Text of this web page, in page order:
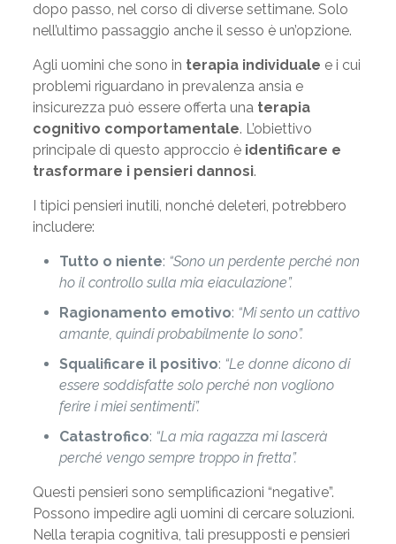
dopo passo, nel corso di diverse settimane. Solo
nell’ultimo passaggio anche il sesso è un’opzione.
Agli uomini che sono in terapia individuale e i cui
problemi riguardano in prevalenza ansia e
insicurezza può essere offerta una terapia
cognitivo comportamentale. L’obiettivo
principale di questo approccio è identificare e
trasformare i pensieri dannosi.
I tipici pensieri inutili, nonché deleteri, potrebbero
includere:
Tutto o niente: “Sono un perdente perché non
ho il controllo sulla mia eiaculazione”.
Ragionamento emotivo: “Mi sento un cattivo
amante, quindi probabilmente lo sono”.
Squalificare il positivo: “Le donne dicono di
essere soddisfatte solo perché non vogliono
ferire i miei sentimenti”.
Catastrofico: “La mia ragazza mi lascerà
perché vengo sempre troppo in fretta”.
Questi pensieri sono semplificazioni “negative”.
Possono impedire agli uomini di cercare soluzioni.
Nella terapia cognitiva, tali presupposti e pensieri